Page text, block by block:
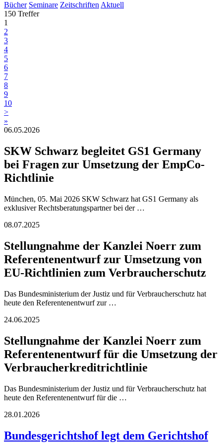
Bücher Seminare ZeitschriftenAktuell
150 Treffer
1
2
3
4
5
6
7
8
9
10
>
»
06.05.2026
SKW Schwarz begleitet GS1 Germany
bei Fragen zur Umsetzung der EmpCo-
Richtlinie
München, 05. Mai 2026 SKW Schwarz hat GS1 Germany als
exklusiver Rechtsberatungspartner bei der …
08.07.2025
Stellungnahme der Kanzlei Noerr zum
Referentenentwurf zur Umsetzung von
EU-Richtlinien zum Verbraucherschutz
Das Bundesministerium der Justiz und für Verbraucherschutz hat
heute den Referentenentwurf zur …
24.06.2025
Stellungnahme der Kanzlei Noerr zum
Referentenentwurf für die Umsetzung der
Verbraucherkreditrichtlinie
Das Bundesministerium der Justiz und für Verbraucherschutz hat
heute den Referentenentwurf für die …
28.01.2026
Bundesgerichtshof legt dem Gerichtshof